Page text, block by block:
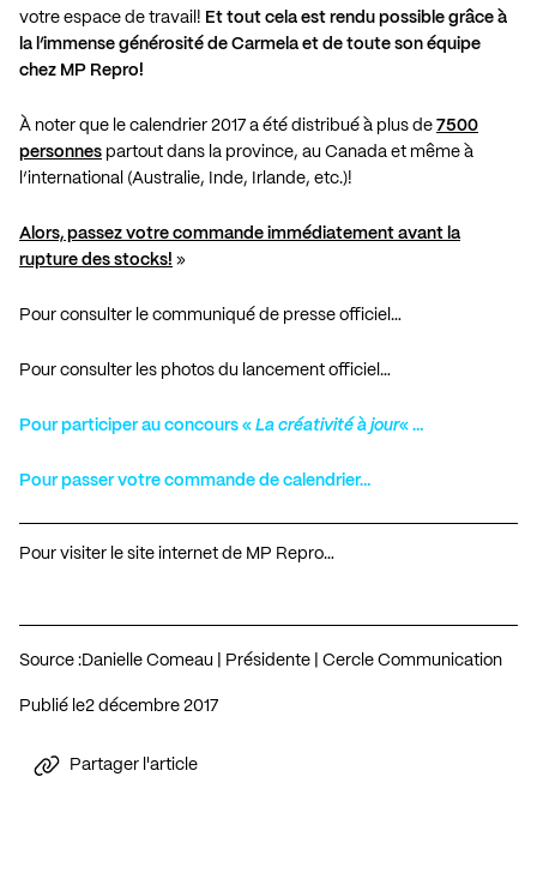
votre espace de travail! Et tout cela est rendu possible grâce à
la l’immense générosité de Carmela et de toute son équipe
chez MP Repro!
À noter que le calendrier 2017 a été distribué à plus de 7500
personnes partout dans la province, au Canada et même à
l’international (Australie, Inde, Irlande, etc.)!
Alors, passez votre commande immédiatement avant la
rupture des stocks! »
Pour consulter le communiqué de presse officiel…
Pour consulter les photos du lancement officiel…
Pour participer au concours « La créativité à jour« …
Pour passer votre commande de calendrier…
Pour visiter le site internet de MP Repro…
Source :Danielle Comeau | Présidente | Cercle Communication
Publié le 2 décembre 2017
Partager l'article